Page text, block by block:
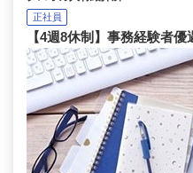
正社員
【4週8休制】事務経験者